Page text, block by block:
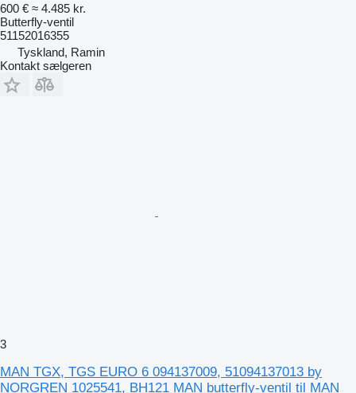
600 € ≈ 4.485 kr.
Butterfly-ventil
51152016355
Tyskland, Ramin
Kontakt sælgeren
3
MAN TGX, TGS EURO 6 094137009, 51094137013 by
NORGREN 1025541, BH121 MAN butterfly-ventil til MAN